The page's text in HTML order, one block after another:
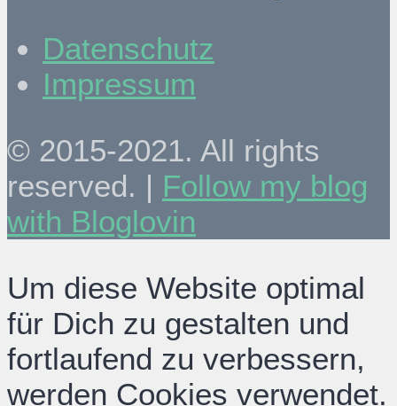
Datenschutz
Impressum
© 2015-2021. All rights
reserved. | Follow my blog
with Bloglovin
Um diese Website optimal
für Dich zu gestalten und
fortlaufend zu verbessern,
werden Cookies verwendet.